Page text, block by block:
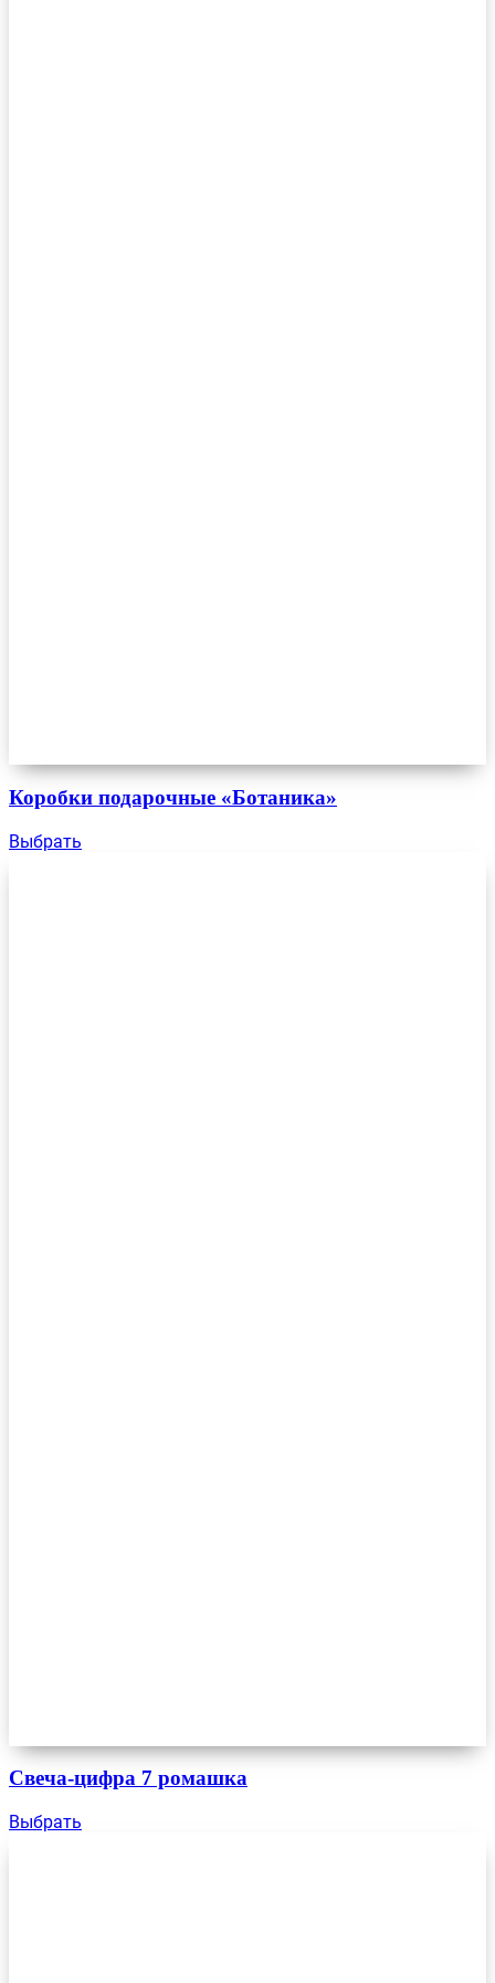
Коробки подарочные «Ботаника»
Выбрать
Свеча-цифра 7 ромашка
Выбрать